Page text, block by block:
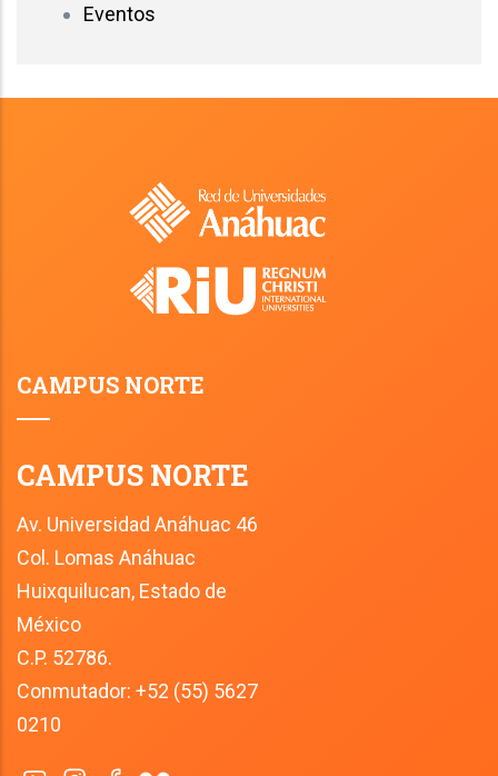
Eventos
CAMPUS NORTE
CAMPUS NORTE
Av. Universidad Anáhuac 46
Col. Lomas Anáhuac
Huixquilucan, Estado de
México
C.P. 52786.
Conmutador: +52 (55) 5627
0210